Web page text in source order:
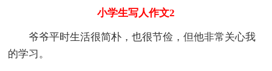
小学生写人作文2
爷爷平时生活很简朴，也很节俭，但他非常关心我
的学习。